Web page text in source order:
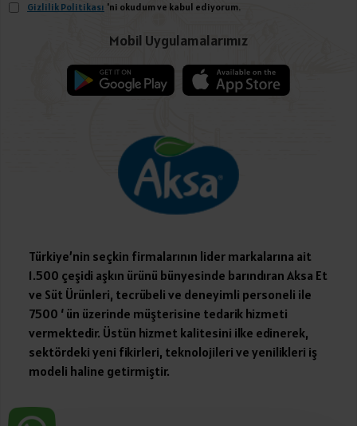
Gizlilik Politikası 'ni okudum ve kabul ediyorum.
Mobil Uygulamalarımız
Türkiye’nin seçkin firmalarının lider markalarına ait
1.500 çeşidi aşkın ürünü bünyesinde barındıran Aksa Et
ve Süt Ürünleri, tecrübeli ve deneyimli personeli ile
7500 ‘ ün üzerinde müşterisine tedarik hizmeti
vermektedir. Üstün hizmet kalitesini ilke edinerek,
sektördeki yeni fikirleri, teknolojileri ve yenilikleri iş
modeli haline getirmiştir.